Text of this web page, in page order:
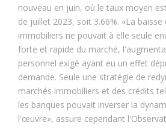
nouveau en juin, où le taux moyen
de juillet 2023, soit 3.66%. «La
immobiliers ne pouvait à elle seule
forte et rapide du marché,
personnel exigé ayant eu un effet
demande. Seule une stratégie de
marchés immobiliers et des crédits
les banques pouvait inverser la
l'œuvre», assure cependant